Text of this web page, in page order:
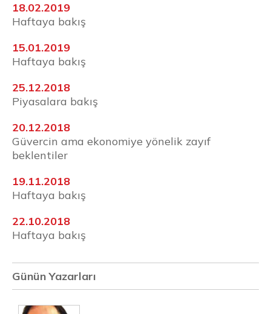
18.02.2019
Haftaya bakış
15.01.2019
Haftaya bakış
25.12.2018
Piyasalara bakış
20.12.2018
Güvercin ama ekonomiye yönelik zayıf
beklentiler
19.11.2018
Haftaya bakış
22.10.2018
Haftaya bakış
Günün Yazarları